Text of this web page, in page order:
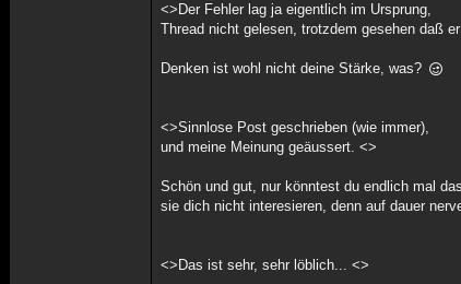
<>Der Fehler lag ja eigentlich im Ursprung,
Thread nicht gelesen, trotzdem gesehen daß
Denken ist wohl nicht deine Stärke, was?
<>Sinnlose Post geschrieben (wie immer),
und meine Meinung geäussert. <>
Schön und gut, nur könntest du endlich mal
sie dich nicht interesieren, denn auf dauer
<>Das ist sehr, sehr löblich... <>